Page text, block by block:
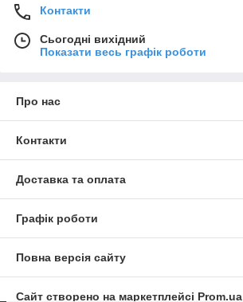
Контакти
Сьогодні вихідний
Показати весь графік роботи
Про нас
Контакти
Доставка та оплата
Графік роботи
Повна версія сайту
Сайт створено на маркетплейсі Prom.ua